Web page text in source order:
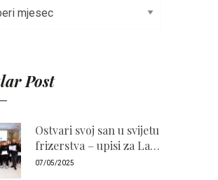
Post
Ostvari svoj san u svijetu
frizerstva – upisi za La
Bellezza Akademiju
07/05/2025